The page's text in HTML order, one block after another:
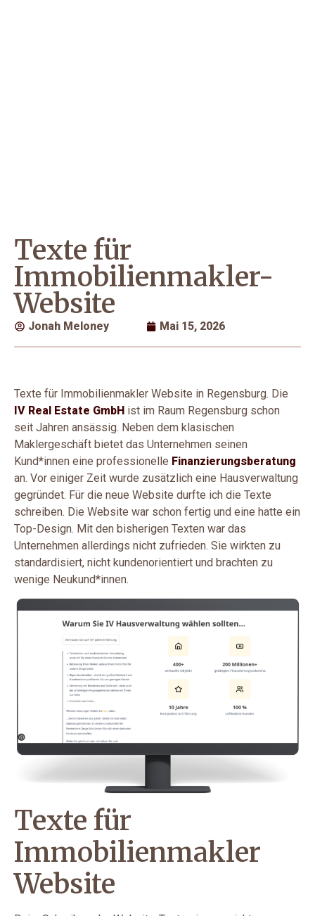
Texte für
Immobilienmakler-
Website
Jonah Meloney Mai 15, 2026
Texte für Immobilienmakler Website in Regensburg. Die
IV Real Estate GmbH ist im Raum Regensburg schon
seit Jahren ansässig. Neben dem klasischen
Maklergeschäft bietet das Unternehmen seinen
Kund*innen eine professionelle Finanzierungsberatung
an. Vor einiger Zeit wurde zusätzlich eine Hausverwaltung
gegründet. Für die neue Website durfte ich die Texte
schreiben. Die Website war schon fertig und eine hatte ein
Top-Design. Mit den bisherigen Texten war das
Unternehmen allerdings nicht zufrieden. Sie wirkten zu
standardisiert, nicht kundenorientiert und brachten zu
wenige Neukund*innen.
Texte für
Immobilienmakler
Website